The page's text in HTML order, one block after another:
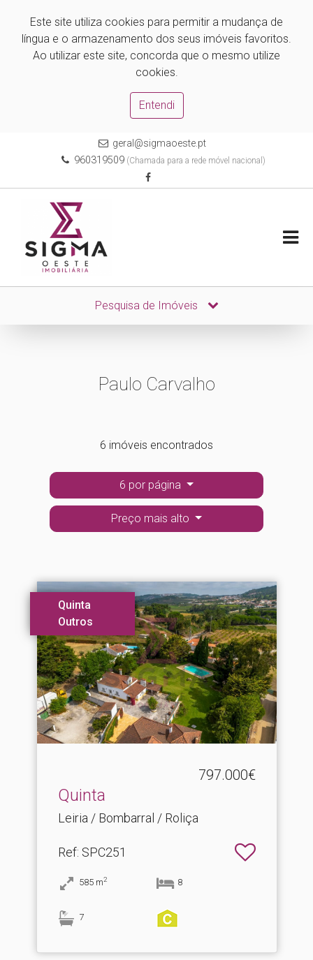
Este site utiliza cookies para permitir a mudança de
língua e o armazenamento dos seus imóveis favoritos.
Ao utilizar este site, concorda que o mesmo utilize
cookies.
Entendi
geral@sigmaoeste.pt
960319509 (Chamada para a rede móvel nacional)
Pesquisa de Imóveis
Paulo Carvalho
6 imóveis encontrados
6 por página
Preço mais alto
Quinta
Outros
797.000€
Quinta
Leiria / Bombarral / Roliça
Ref: SPC251
585 m2 8
7